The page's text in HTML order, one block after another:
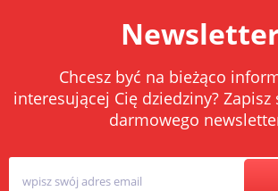
Chcesz być na bieżąco
interesującej Cię dziedziny? Zapisz
darmowego